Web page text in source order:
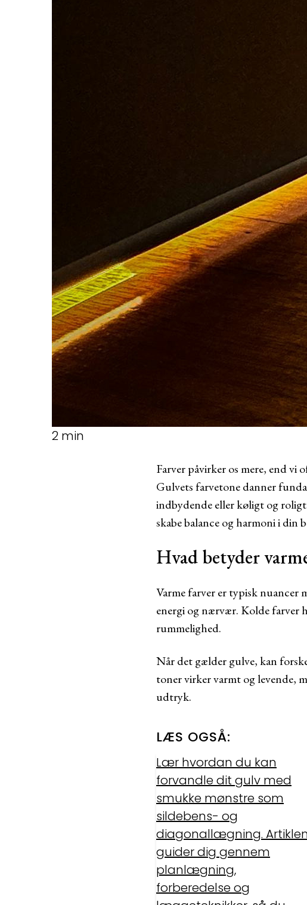
2 min
Farver påvirker os mere, end vi
Gulvets farvetone danner
indbydende eller køligt og
skabe balance og harmoni i din
Hvad betyder
Varme farver er typisk nuancer
energi og nærvær. Kolde farver
rummelighed.
Når det gælder gulve, kan
toner virker varmt og levende,
udtryk.
LÆS OGSÅ:
Lær hvordan du kan
forvandle dit gulv med
smukke mønstre som
sildebens- og
diagonallægning.
guider dig gennem
planlægning,
forberedelse og